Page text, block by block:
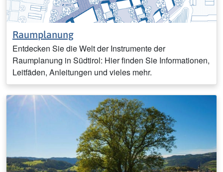
Raumplanung
Entdecken Sie die Welt der Instrumente der
Raumplanung in Südtirol: Hier finden Sie Informationen,
Leitfäden, Anleitungen und vieles mehr.